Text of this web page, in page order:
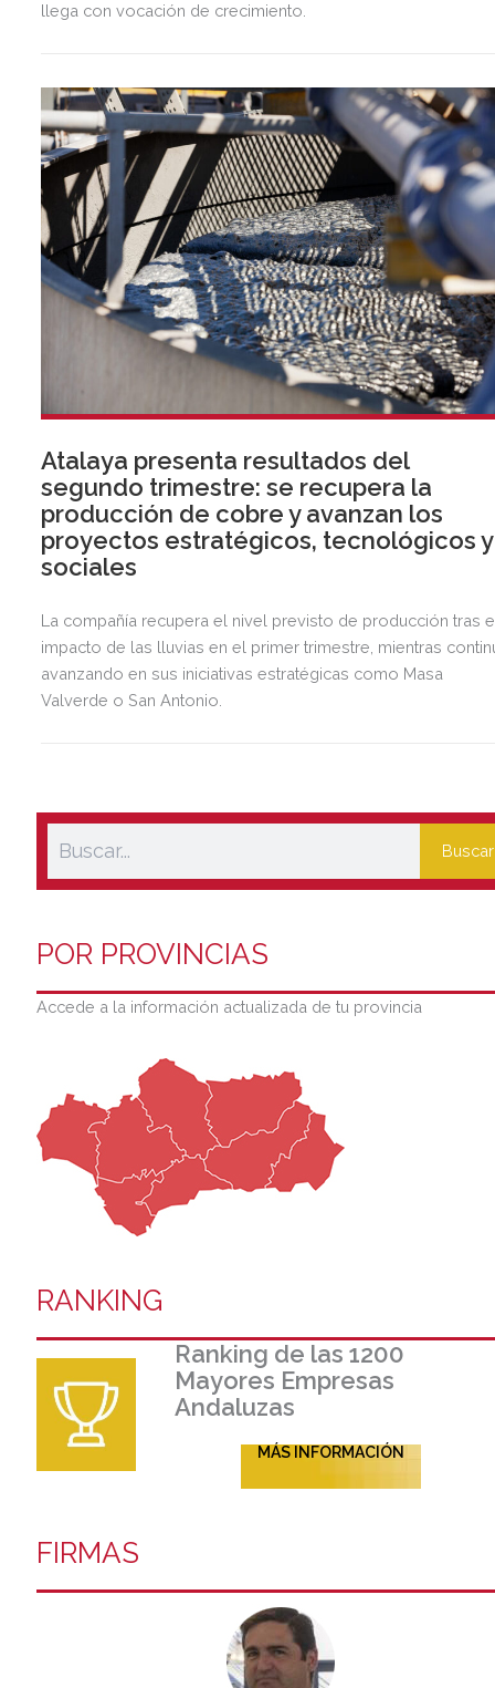
llega con vocación de crecimiento.
Atalaya presenta resultados del
segundo trimestre: se recupera la
producción de cobre y avanzan los
proyectos estratégicos, tecnológicos y
sociales
La compañía recupera el nivel previsto de producción tras
impacto de las lluvias en el primer trimestre, mientras
avanzando en sus iniciativas estratégicas como Masa
Valverde o San Antonio.
Buscar
POR PROVINCIAS
Accede a la información actualizada de tu provincia
RANKING
Ranking de las 1200
Mayores Empresas
Andaluzas
MÁS INFORMACIÓN
FIRMAS